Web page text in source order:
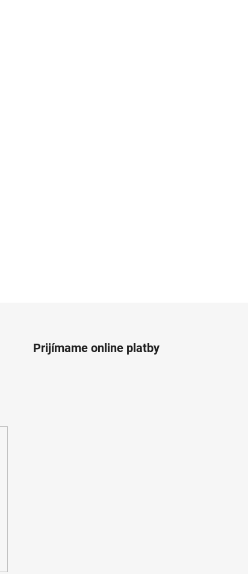
Prijímame online platby